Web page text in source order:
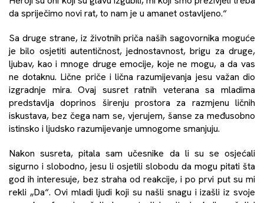
da spriječimo novi rat, to nam je u amanet ostavljeno.“
Sa druge strane, iz životnih priča naših sagovornika moguće
je bilo osjetiti autentičnost, jednostavnost, brigu za druge,
ljubav, kao i mnoge druge emocije, koje ne mogu, a da vas
ne dotaknu. Lične priče i lična razumijevanja jesu važan dio
izgradnje mira. Ovaj susret ratnih veterana sa mladima
predstavlja doprinos širenju prostora za razmjenu ličnih
iskustava, bez čega nam se, vjerujem, šanse za međusobno
istinsko i ljudsko razumijevanje umnogome smanjuju.
Nakon susreta, pitala sam učesnike da li su se osjećali
sigurno i slobodno, jesu li osjetili slobodu da mogu pitati šta
god ih interesuje, bez straha od reakcije, i po prvi put su mi
rekli „Da“. Ovi mladi ljudi koji su našli snagu i izašli iz svoje